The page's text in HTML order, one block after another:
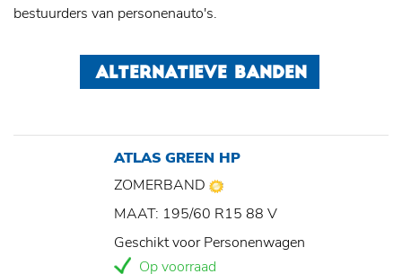
bestuurders van personenauto's.
ALTERNATIEVE BANDEN
ATLAS GREEN HP
ZOMERBAND
MAAT: 195/60 R15 88 V
Geschikt voor Personenwagen
Op voorraad